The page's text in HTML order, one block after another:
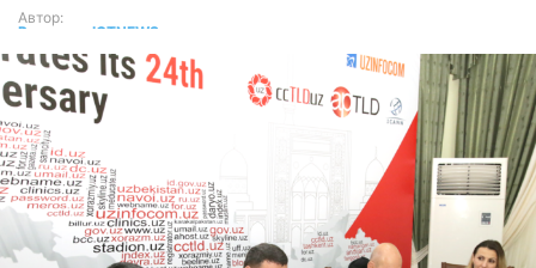
Автор:
Редакция ICTNEWS